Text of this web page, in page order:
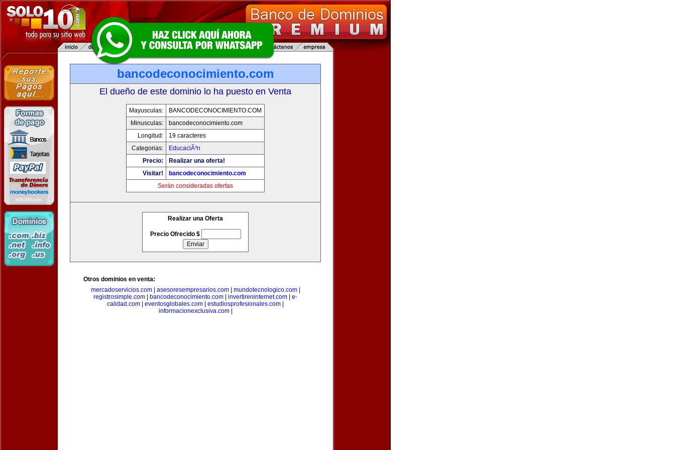
bancodeconocimiento.com
El dueño de este dominio lo ha puesto en Venta
Mayusculas:
BANCODECONOCIMIENTO.COM
Minusculas:
bancodeconocimiento.com
Longitud:
19 caracteres
Categorias:
EducaciÃ³n
Precio:
Realizar una oferta!
Visitar!
bancodeconocimiento.com
Serán consideradas ofertas
Realizar una Oferta
Precio Ofrecido $
Otros dominios en venta:
mercadoservicios.com| asesoresempresarios.com| mundotecnologico.com|
registrosimple.com
bancodeconocimiento.com invertireninternet.com
e-
calidad.com
eventosglobales.com estudiosprofesionales.com
informacionexclusiva.com|